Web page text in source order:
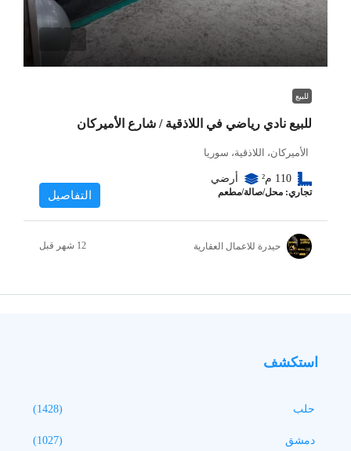
للبيع
للبيع نادي رياضي في اللاذقية / شارع الأميركان
الأميركان، اللاذقية، سوريا
110 م² أرضي
تجاري: محل/صالة/مطعم التفاصيل
حيدرة للاعمال العقارية
استكشف
حلب (1428)
دمشق (1027)